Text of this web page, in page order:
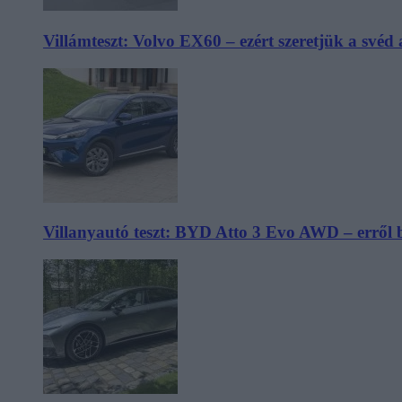
Villámteszt: Volvo EX60 – ezért szeretjük a svéd
Villanyautó teszt: BYD Atto 3 Evo AWD – erről